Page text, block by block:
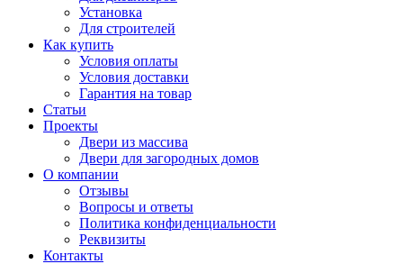
Установка
Для строителей
Как купить
Условия оплаты
Условия доставки
Гарантия на товар
Статьи
Проекты
Двери из массива
Двери для загородных домов
О компании
Отзывы
Вопросы и ответы
Политика конфиденциальности
Реквизиты
Контакты